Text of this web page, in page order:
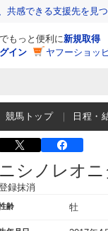
共感できる支援先を見
でもっと便利に新規取得
イン
ヤフーショッ
競馬トップ 日程・
ニシノレオニ
録抹消
齢 牡